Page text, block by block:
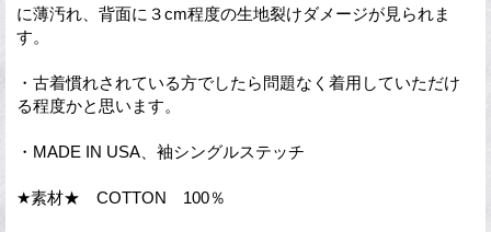
に薄汚れ、背面に３cm程度の生地裂けダメージが見られま
す。
・古着慣れされている方でしたら問題なく着用していただけ
る程度かと思います。
・MADE IN USA、袖シングルステッチ
★素材★ COTTON 100％